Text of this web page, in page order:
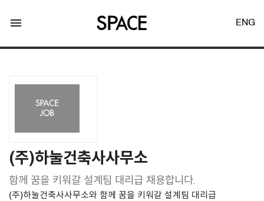
LOGIN
menu ENG
(주)하눌건축사사무소
함께 꿈을 키워갈 설계팀 대리급 채용합니다.
(주)하눌건축사사무소와 함께 꿈을 키워갈 설계팀 대리급